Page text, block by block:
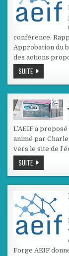
conférence.
Approbation du
des actions
SUITEASSEMBLÉE
GÉNÉRALE
L’AEIF a
animé par
vers le site de
SUITEJOURNÉE
DU
LIBRE
2023
Forge AEIF